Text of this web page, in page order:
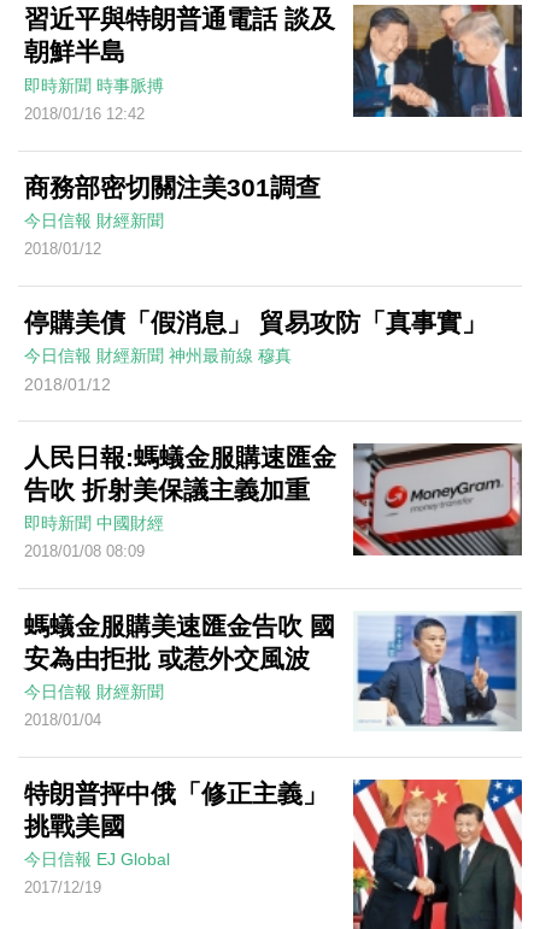
習近平與特朗普通電話 談及
朝鮮半島
即時新聞 時事脈搏
2018/01/16 12:42
商務部密切關注美301調查
今日信報 財經新聞
2018/01/12
停購美債「假消息」 貿易攻防「真事實」
今日信報 財經新聞 神州最前線 穆真
2018/01/12
人民日報:螞蟻金服購速匯金
告吹 折射美保議主義加重
即時新聞 中國財經
2018/01/08 08:09
螞蟻金服購美速匯金告吹 國
安為由拒批 或惹外交風波
今日信報 財經新聞
2018/01/04
特朗普抨中俄「修正主義」
挑戰美國
今日信報 EJ Global
2017/12/19